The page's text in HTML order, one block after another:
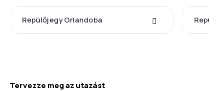
Repülőjegy Orlandoba
Tervezze meg az utazást